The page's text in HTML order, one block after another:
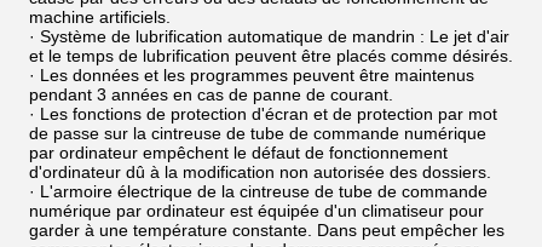
machine artificiels.
· Système de lubrification automatique de mandrin : Le jet d'air
et le temps de lubrification peuvent être placés comme désirés.
· Les données et les programmes peuvent être maintenus
pendant 3 années en cas de panne de courant.
· Les fonctions de protection d'écran et de protection par mot
de passe sur la cintreuse de tube de commande numérique
par ordinateur empêchent le défaut de fonctionnement
d'ordinateur dû à la modification non autorisée des dossiers.
· L'armoire électrique de la cintreuse de tube de commande
numérique par ordinateur est équipée d'un climatiseur pour
garder à une température constante. Dans peut empêcher les